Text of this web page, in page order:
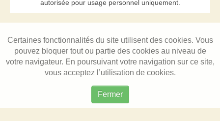
autorisée pour usage personnel uniquement.
Certaines fonctionnalités du site utilisent des cookies. Vous
pouvez bloquer tout ou partie des cookies au niveau de
votre navigateur. En poursuivant votre navigation sur ce site,
vous acceptez l’utilisation de cookies.
Fermer